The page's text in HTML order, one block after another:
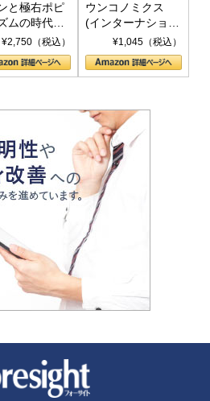
と極右ポピ
ムの時代：
ス〉の二つ
¥2,750（税込）
ウンコノミクス
(インターナショナ
ル新書)¥1,045（税込）